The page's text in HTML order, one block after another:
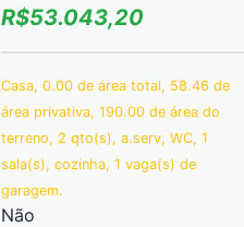
R$53.043,20
Casa, 0.00 de área total, 58.46 de
área privativa, 190.00 de área do
terreno, 2 qto(s), a.serv, WC, 1
sala(s), cozinha, 1 vaga(s) de
garagem.
Não